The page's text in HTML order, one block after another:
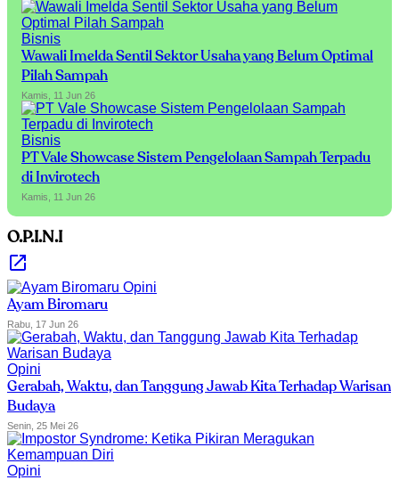
Bisnis
Wawali Imelda Sentil Sektor Usaha yang Belum Optimal
Pilah Sampah
Kamis, 11 Jun 26
Bisnis
PT Vale Showcase Sistem Pengelolaan Sampah Terpadu
di Invirotech
Kamis, 11 Jun 26
O.P.I.N.I
Opini
Ayam Biromaru
Rabu, 17 Jun 26
Opini
Gerabah, Waktu, dan Tanggung Jawab Kita Terhadap Warisan
Budaya
Senin, 25 Mei 26
Opini